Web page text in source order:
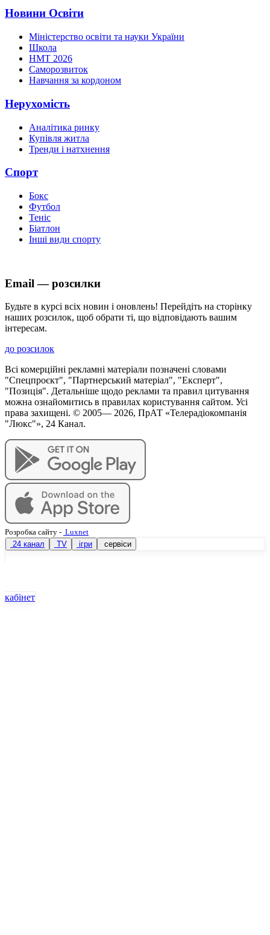
Новини Освіти
Міністерство освіти та науки України
Школа
НМТ 2026
Саморозвиток
Навчання за кордоном
Нерухомість
Аналітика ринку
Купівля житла
Тренди і натхнення
Спорт
Бокс
Футбол
Теніс
Біатлон
Інші види спорту
Email — розсилки
Будьте в курсі всіх новин і оновлень! Перейдіть на сторінку
наших розсилок, щоб обрати ті, що відповідають вашим
інтересам.
до розсилок
Всі комерційні рекламні матеріали позначені словами
"Спецпроєкт", "Партнерський матеріал", "Експерт",
"Позиція". Детальніше щодо реклами та правил цитування
можна ознайомитись в правилах користування сайтом. Усі
права захищені. © 2005— 2026, ПрАТ «Телерадіокомпанія
"Люкс"», 24 Канал.
Розробка сайту - Luxnet
24 канал
TV ігри сервіси
кабінет